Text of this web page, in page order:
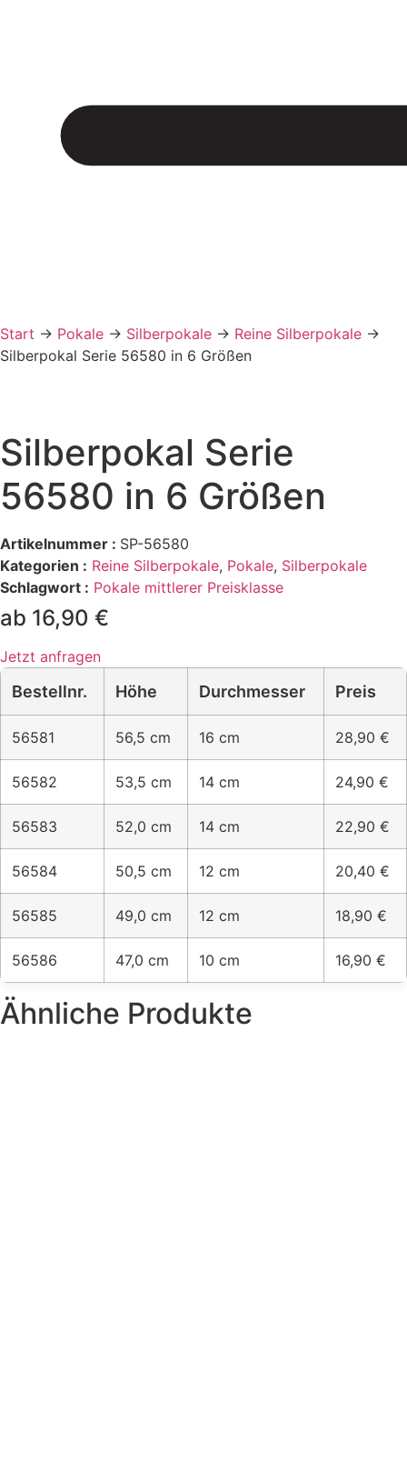
Start → Pokale → Silberpokale → Reine Silberpokale →
Silberpokal Serie 56580 in 6 Größen
Silberpokal Serie
56580 in 6 Größen
Artikelnummer : SP-56580
Kategorien : Reine Silberpokale, Pokale, Silberpokale
Schlagwort : Pokale mittlerer Preisklasse
ab 16,90 €
Jetzt anfragen
Bestellnr. Höhe Durchmesser Preis
56581 56,5 cm 16 cm 28,90 €
56582 53,5 cm 14 cm 24,90 €
56583 52,0 cm 14 cm 22,90 €
56584 50,5 cm 12 cm 20,40 €
56585 49,0 cm 12 cm 18,90 €
56586 47,0 cm 10 cm 16,90 €
Ähnliche Produkte